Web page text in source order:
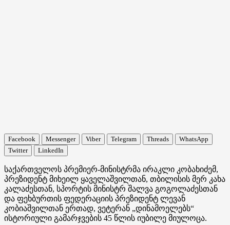
Facebook Messenger Viber Telegram Threads
WhatsApp
Twitter
LinkedIn
საქართველოს პრემიერ-მინისტრმა ირაკლი კობახიძემ,
პრეზიდენტ მიხეილ ყაველაშვილთან, თბილისის მერ კახა
კალაძესთან, სპორტის მინისტრ შალვა გოგოლაძესთან
და ფეხბურთის ფედერაციის პრეზიდენტ ლევან
კობიაშვილთან ერთად, ვეტერან „დინამოელებს“
ისტორიული გამარჯვების 45 წლის იუბილე მიულოცა.